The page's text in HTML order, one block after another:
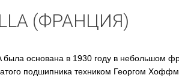
(ФРАНЦИЯ)
основана в 1930 году в небольшом
подшипника техником Георгом